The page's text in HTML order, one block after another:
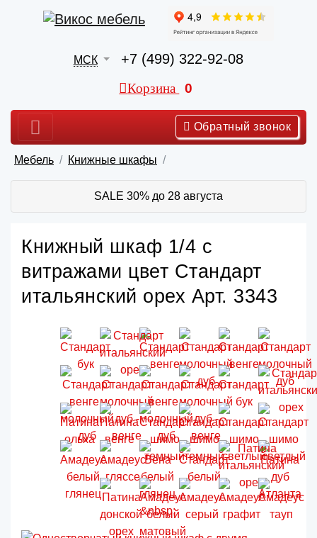
МСК +7 (499) 322-92-08
Корзина 0
Обратный звонок
Мебель Книжные шкафы
SALE 30% до 28 августа
Книжный шкаф 1/4 с
витражами цвет Стандарт
итальянский орех Арт. 3343